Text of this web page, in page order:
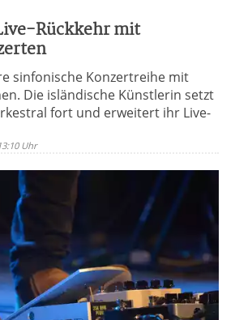
Rückkehr mit
sinfonische Konzertreihe mit
Die isländische Künstlerin setzt
fort und erweitert ihr Live-
Uhr